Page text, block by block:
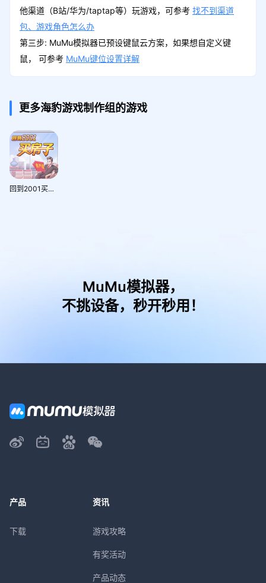
他渠道（B站/华为/taptap等）玩游戏，可参考 找不到渠道
包、游戏角色怎么办
第三步: MuMu模拟器已预设键鼠云方案，如果想自定义键
鼠， 可参考 MuMu键位设置详解
更多海豹游戏制作组的游戏
回到2001买房子
MuMu模拟器，
不挑设备，秒开秒用！
产品
下载
资讯
游戏攻略
有奖活动
产品动态